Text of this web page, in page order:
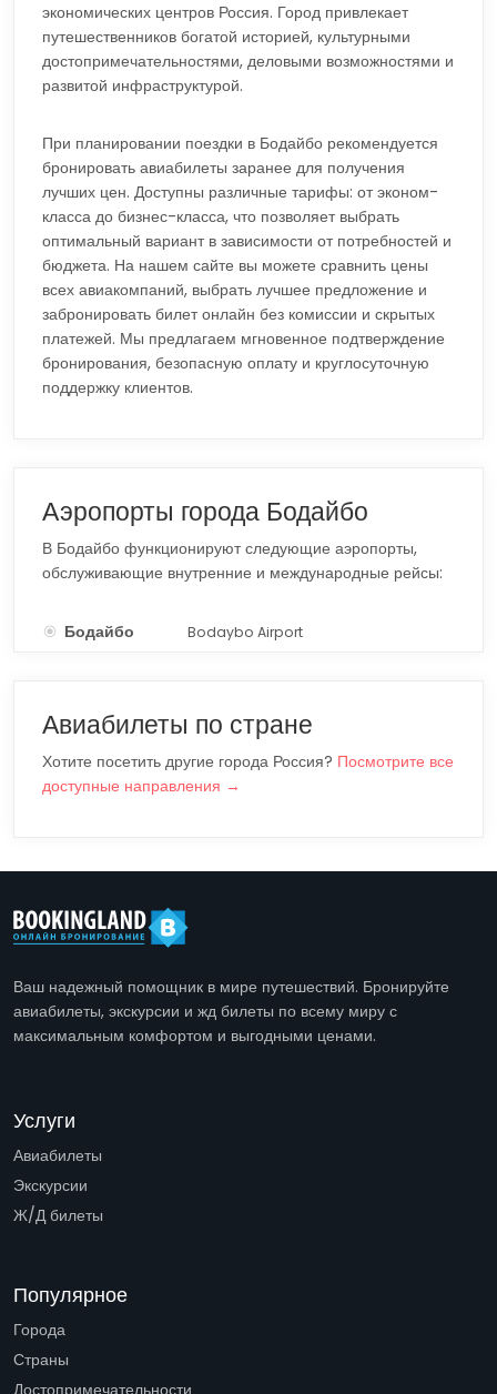
экономических центров Россия. Город привлекает
путешественников богатой историей, культурными
достопримечательностями, деловыми возможностями и
развитой инфраструктурой.
При планировании поездки в Бодайбо рекомендуется
бронировать авиабилеты заранее для получения
лучших цен. Доступны различные тарифы: от эконом-
класса до бизнес-класса, что позволяет выбрать
оптимальный вариант в зависимости от потребностей и
бюджета. На нашем сайте вы можете сравнить цены
всех авиакомпаний, выбрать лучшее предложение и
забронировать билет онлайн без комиссии и скрытых
платежей. Мы предлагаем мгновенное подтверждение
бронирования, безопасную оплату и круглосуточную
поддержку клиентов.
Аэропорты города Бодайбо
В Бодайбо функционируют следующие аэропорты,
обслуживающие внутренние и международные рейсы:
Бодайбо Bodaybo Airport
Авиабилеты по стране
Хотите посетить другие города Россия? Посмотрите все
доступные направления →
Ваш надежный помощник в мире путешествий. Бронируйте
авиабилеты, экскурсии и жд билеты по всему миру с
максимальным комфортом и выгодными ценами.
Услуги
Авиабилеты
Экскурсии
Ж/Д билеты
Популярное
Города
Страны
Достопримечательности